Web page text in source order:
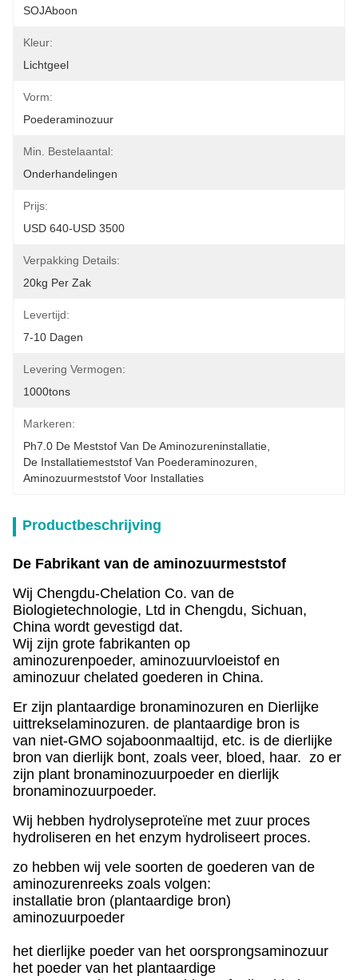
SOJAboon
Kleur:
Lichtgeel
Vorm:
Poederaminozuur
Min. Bestelaantal:
Onderhandelingen
Prijs:
USD 640-USD 3500
Verpakking Details:
20kg Per Zak
Levertijd:
7-10 Dagen
Levering Vermogen:
1000tons
Markeren:
Ph7.0 De Meststof Van De Aminozureninstallatie
De Installatiemeststof Van Poederaminozuren
Aminozuurmeststof Voor Installaties
Productbeschrijving
De Fabrikant van de aminozuurmeststof
Wij Chengdu-Chelation Co. van de
Biologietechnologie, Ltd in Chengdu, Sichuan,
China wordt gevestigd dat.
Wij zijn grote fabrikanten op
aminozurenpoeder, aminozuurvloeistof en
aminozuur chelated goederen in China.
Er zijn plantaardige bronaminozuren en Dierlijke
uittrekselaminozuren. de plantaardige bron is
van niet-GMO sojaboonmaaltijd, etc. is de dierlijke
bron van dierlijk bont, zoals veer, bloed, haar. zo er
zijn plant bronaminozuurpoeder en dierlijk
bronaminozuurpoeder.
Wij hebben hydrolyseproteïne met zuur proces
hydroliseren en het enzym hydroliseert proces.
zo hebben wij vele soorten de goederen van de
aminozurenreeks zoals volgen:
installatie bron (plantaardige bron)
aminozuurpoeder
het dierlijke poeder van het oorsprongsaminozuur
het poeder van het plantaardige